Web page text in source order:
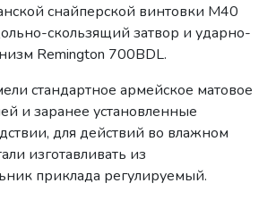
снайперской винтовки M40
скользящий затвор и ударно-
Remington 700BDL.
стандартное армейское матовое
и заранее установленные
для действий во влажном
изготавливать из
приклада регулируемый.